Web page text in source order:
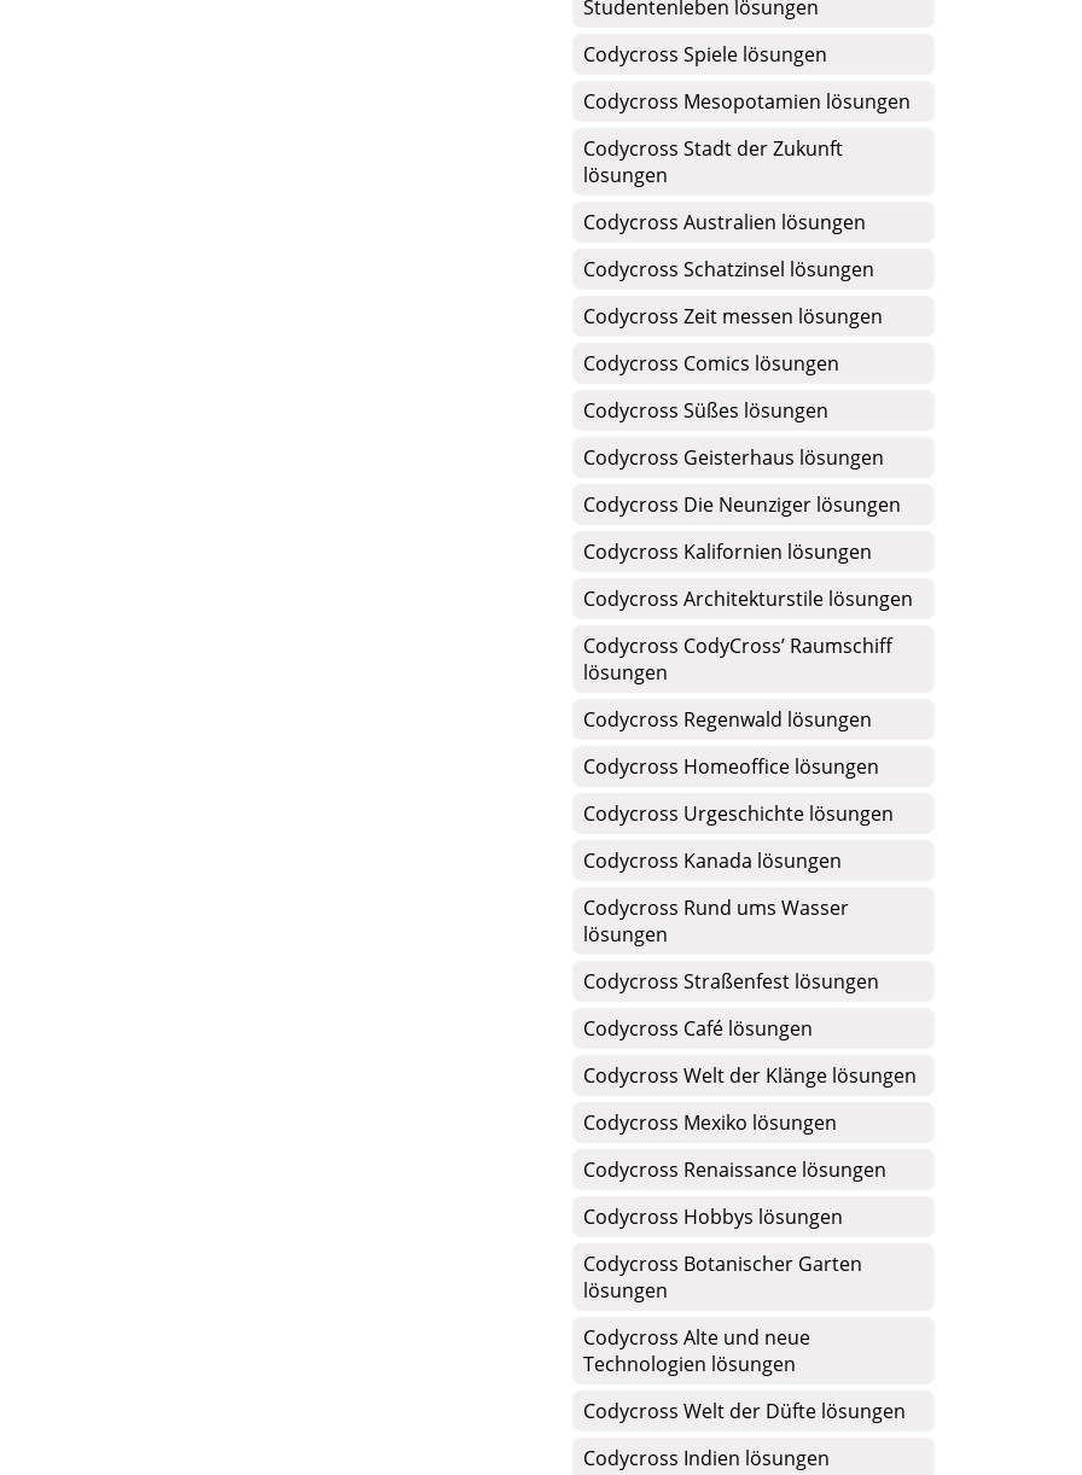
Studentenleben lösungen
Codycross Spiele lösungen
Codycross Mesopotamien lösungen
Codycross Stadt der Zukunft
lösungen
Codycross Australien lösungen
Codycross Schatzinsel lösungen
Codycross Zeit messen lösungen
Codycross Comics lösungen
Codycross Süßes lösungen
Codycross Geisterhaus lösungen
Codycross Die Neunziger lösungen
Codycross Kalifornien lösungen
Codycross Architekturstile lösungen
Codycross CodyCross’ Raumschiff
lösungen
Codycross Regenwald lösungen
Codycross Homeoffice lösungen
Codycross Urgeschichte lösungen
Codycross Kanada lösungen
Codycross Rund ums Wasser
lösungen
Codycross Straßenfest lösungen
Codycross Café lösungen
Codycross Welt der Klänge lösungen
Codycross Mexiko lösungen
Codycross Renaissance lösungen
Codycross Hobbys lösungen
Codycross Botanischer Garten
lösungen
Codycross Alte und neue
Technologien lösungen
Codycross Welt der Düfte lösungen
Codycross Indien lösungen